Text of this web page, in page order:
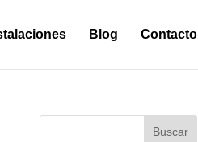
Blog Contacto